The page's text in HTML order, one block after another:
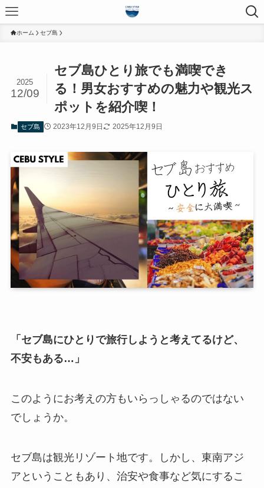
ホーム セブ島
セブ島ひとり旅でも満喫でき
る！男女おすすめの魅力や観光ス
ポットを紹介喫！
2025
12/09
セブ島 2023年12月9日 2025年12月9日
「セブ島にひとりで旅行しようと考えてるけど、
不安もある…」
このようにお考えの方もいらっしゃるのではない
でしょうか。
セブ島は観光リゾート地です。しかし、東南アジ
アということもあり、治安や食事など気にするこ